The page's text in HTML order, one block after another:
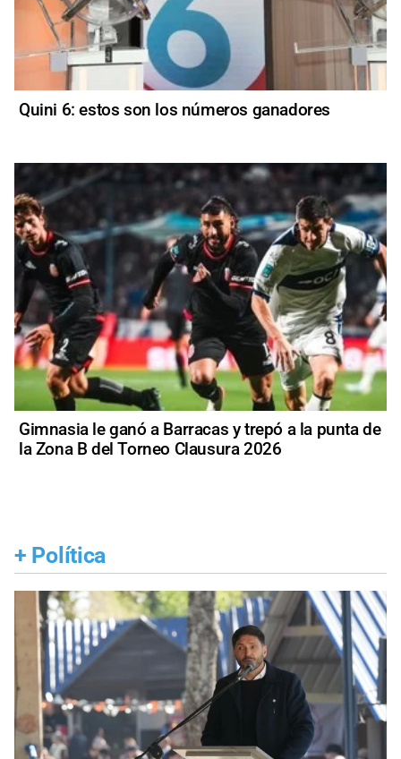
Quini 6: estos son los números ganadores
Gimnasia le ganó a Barracas y trepó a la punta de
la Zona B del Torneo Clausura 2026
+ Política